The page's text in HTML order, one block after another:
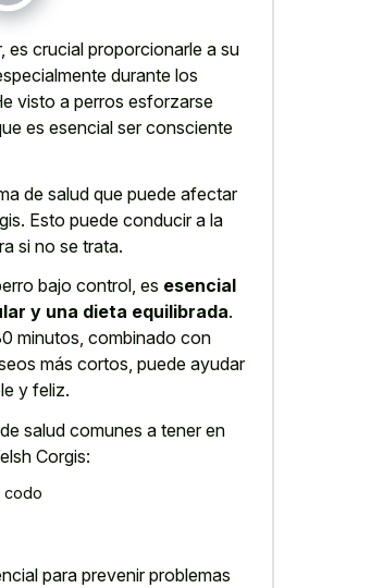
es crucial proporcionarle a su
durante los
visto a perros esforzarse
es esencial ser consciente
de salud que puede afectar
Esto puede conducir a la
si no se trata.
bajo control, es esencial
y una dieta equilibrada.
minutos, combinado con
más cortos, puede ayudar
y feliz.
salud comunes a tener en
Corgis:
codo
para prevenir problemas